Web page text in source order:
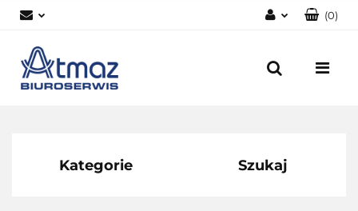
Zarejestruj się
(0)
Kategorie Szukaj